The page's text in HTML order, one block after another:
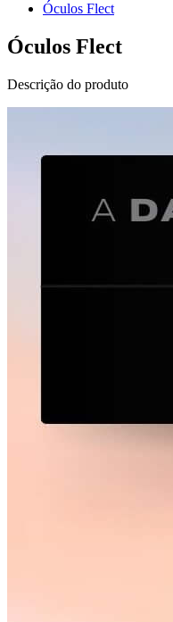
Óculos Flect
Óculos Flect
Descrição do produto